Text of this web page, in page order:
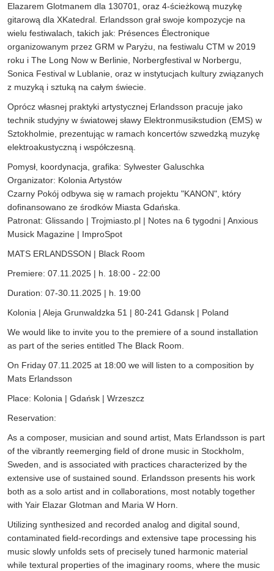
Elazarem Glotmanem dla 130701, oraz 4-ścieżkową muzykę
gitarową dla XKatedral. Erlandsson grał swoje kompozycje na
wielu festiwalach, takich jak: Présences Électronique
organizowanym przez GRM w Paryżu, na festiwalu CTM w 2019
roku i The Long Now w Berlinie, Norbergfestival w Norbergu,
Sonica Festival w Lublanie, oraz w instytucjach kultury związanych
z muzyką i sztuką na całym świecie.
Oprócz własnej praktyki artystycznej Erlandsson pracuje jako
technik studyjny w światowej sławy Elektronmusikstudion (EMS) w
Sztokholmie, prezentując w ramach koncertów szwedzką muzykę
elektroakustyczną i współczesną.
Pomysł, koordynacja, grafika: Sylwester Galuschka
Organizator: Kolonia Artystów
Czarny Pokój odbywa się w ramach projektu "KANON", który
dofinansowano ze środków Miasta Gdańska.
Patronat: Glissando | Trojmiasto.pl | Notes na 6 tygodni | Anxious
Musick Magazine | ImproSpot
MATS ERLANDSSON | Black Room
Premiere: 07.11.2025 | h. 18:00 - 22:00
Duration: 07-30.11.2025 | h. 19:00
Kolonia | Aleja Grunwaldzka 51 | 80-241 Gdansk | Poland
We would like to invite you to the premiere of a sound installation
as part of the series entitled The Black Room.
On Friday 07.11.2025 at 18:00 we will listen to a composition by
Mats Erlandsson
Place: Kolonia | Gdańsk | Wrzeszcz
Reservation:
As a composer, musician and sound artist, Mats Erlandsson is part
of the vibrantly reemerging field of drone music in Stockholm,
Sweden, and is associated with practices characterized by the
extensive use of sustained sound. Erlandsson presents his work
both as a solo artist and in collaborations, most notably together
with Yair Elazar Glotman and Maria W Horn.
Utilizing synthesized and recorded analog and digital sound,
contaminated field-recordings and extensive tape processing his
music slowly unfolds sets of precisely tuned harmonic material
while textural properties of the imaginary rooms, where the music